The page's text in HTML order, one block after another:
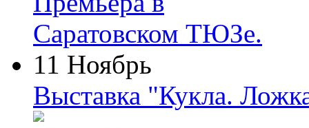
11 Ноябрь
Выставка "Кукла.